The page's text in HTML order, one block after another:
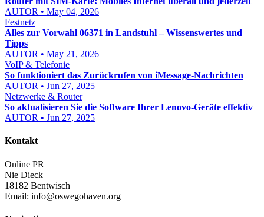
AUTOR • May 04, 2026
Festnetz
Alles zur Vorwahl 06371 in Landstuhl – Wissenswertes und
Tipps
AUTOR • May 21, 2026
VoIP & Telefonie
So funktioniert das Zurückrufen von iMessage-Nachrichten
AUTOR • Jun 27, 2025
Netzwerke & Router
So aktualisieren Sie die Software Ihrer Lenovo-Geräte effektiv
AUTOR • Jun 27, 2025
Kontakt
Online PR
Nie Dieck
18182 Bentwisch
Email: info@oswegohaven.org